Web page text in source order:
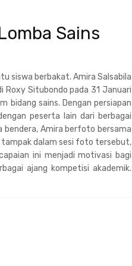
Sains
siswa berbakat. Amira Salsabila
Roxy Situbondo pada 31 Januari
bidang sains. Dengan persiapan
peserta lain dari berbagai
bendera, Amira berfoto bersama
tampak dalam sesi foto tersebut,
ini menjadi motivasi bagi
ajang kompetisi akademik.